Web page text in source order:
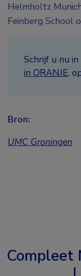
Helmholtz
Feinberg School
Schrijf u nu
in ORANJE,
Bron:
UMC Groningen
Compleet